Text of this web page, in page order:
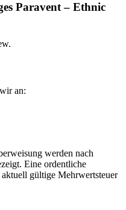
Paravent – Ethnic
an:
werden nach
Eine ordentliche
gültige Mehrwertsteuer